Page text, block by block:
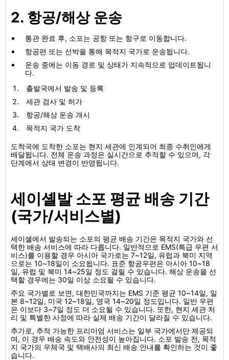
2. 항공/해상 운송
통관 완료 후, 소포는 공항 또는 항구로 이동합니다.
항공편 또는 선박을 통해 목적지 국가로 운송됩니다.
운송 중에는 이동 경로 및 상태가 지속적으로 업데이트됩니
다.
출발국에서 발송 및 등록
세관 검사 및 허가
항공/해상 운송 개시
목적지 국가 도착
도착국에 도착한 소포는 현지 세관에 인계되어 최종 수취인에게
배달됩니다. 전체 운송 과정은 실시간으로 추적할 수 있으며, 각
단계에서 상태 변경이 반영됩니다.
세이셸발 소포 평균 배송 기간
(국가/서비스별)
세이셸에서 발송되는 소포의 평균 배송 기간은 목적지 국가와 선
택한 배송 서비스에 따라 다릅니다. 일반적으로 EMS(특급 우편 서
비스)를 이용할 경우 아시아 국가로는 7~12일, 유럽과 북미 지역
으로는 10~18일이 소요됩니다. 표준 항공우편은 아시아 10~18
일, 유럽 및 북미 14~25일 정도 걸릴 수 있습니다. 해상 운송을 선
택할 경우에는 30일 이상 소요될 수 있습니다.
주요 국가별로 보면, 대한민국까지는 EMS 기준 평균 10~14일, 일
본 8~12일, 미국 12~18일, 영국 14~20일 정도입니다. 일반 우편
은 이보다 3~7일 정도 더 소요될 수 있습니다. 또한, 현지 세관 처
리 및 특별한 사정에 따라 실제 배송 기간이 달라질 수 있습니다.
추가로, 추적 가능한 프리미엄 서비스는 일부 국가에서만 제공되
며, 이 경우 배송 속도와 안전성이 높아집니다. 소포 발송 전, 목적
지 국가의 우체국 및 택배사의 최신 배송 안내를 확인하는 것이 좋
습니다.